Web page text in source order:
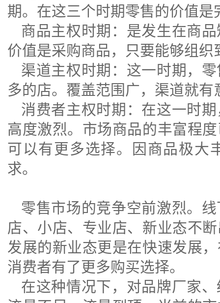
期。在这三个时期零售的价值是
商品主权时期：是发生在商
价值是采购商品，只要能够组织
渠道主权时期：这一时期，
多的店。覆盖范围广，渠道就有
消费者主权时期：在这一时
高度激烈。市场商品的丰富程
可以有更多选择。因商品极大
求。
零售市场的竞争空前激烈。
店、小店、专业店、新业态不
发展的新业态更是在快速发展
消费者有了更多购买选择。
在这种情况下，对品牌厂家